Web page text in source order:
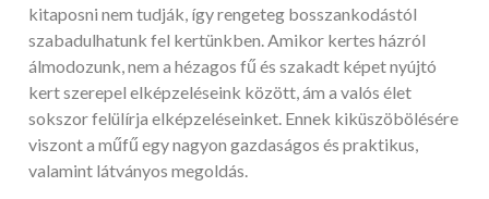
kitaposni nem tudják, így rengeteg bosszankodástól
szabadulhatunk fel kertünkben. Amikor kertes házról
álmodozunk, nem a hézagos fű és szakadt képet nyújtó
kert szerepel elképzeléseink között, ám a valós élet
sokszor felülírja elképzeléseinket. Ennek kiküszöbölésére
viszont a műfű egy nagyon gazdaságos és praktikus,
valamint látványos megoldás.